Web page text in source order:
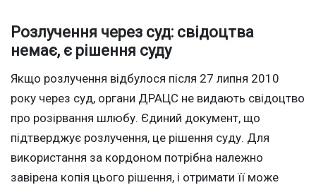
Розлучення через суд: свідоцтва
немає, є рішення суду
Якщо розлучення відбулося після 27 липня 2010
року через суд, органи ДРАЦС не видають свідоцтво
про розірвання шлюбу. Єдиний документ, що
підтверджує розлучення, це рішення суду. Для
використання за кордоном потрібна належно
завірена копія цього рішення, і отримати її може